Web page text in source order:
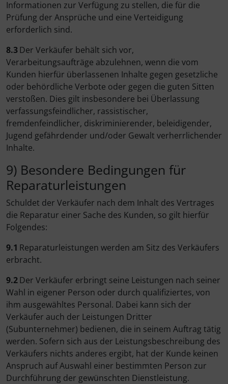
Informationen zur Verfügung zu stellen, die für die
Prüfung der Ansprüche und eine Verteidigung
erforderlich sind.
8.3Der Verkäufer behält sich vor,
Verarbeitungsaufträge abzulehnen, wenn die vom
Kunden hierfür überlassenen Inhalte gegen gesetzliche
oder behördliche Verbote oder gegen die guten Sitten
verstoßen. Dies gilt insbesondere bei Überlassung
verfassungsfeindlicher, rassistischer,
fremdenfeindlicher, diskriminierender, beleidigender,
Jugend gefährdender und/oder Gewalt verherrlichender
Inhalte.
9) Besondere Bedingungen für
Reparaturleistungen
Schuldet der Verkäufer nach dem Inhalt des Vertrages
die Reparatur einer Sache des Kunden, so gilt hierfür
Folgendes:
9.1 Reparaturleistungen werden am Sitz des Verkäufers
erbracht.
9.2Der Verkäufer erbringt seine Leistungen nach seiner
Wahl in eigener Person oder durch qualifiziertes, von
ihm ausgewähltes Personal. Dabei kann sich der
Verkäufer auch der Leistungen Dritter
(Subunternehmer) bedienen, die in seinem Auftrag tätig
werden. Sofern sich aus der Leistungsbeschreibung des
Verkäufers nichts anderes ergibt, hat der Kunde keinen
Anspruch auf Auswahl einer bestimmten Person zur
Durchführung der gewünschten Dienstleistung.